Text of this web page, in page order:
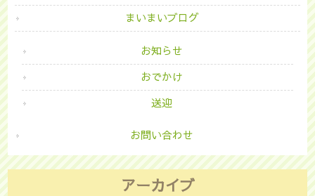
まいまいブログ
お知らせ
おでかけ
送迎
お問い合わせ
アーカイブ